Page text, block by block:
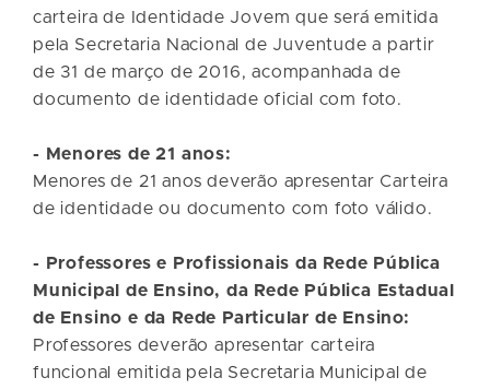
carteira de Identidade Jovem que será emitida
pela Secretaria Nacional de Juventude a partir
de 31 de março de 2016, acompanhada de
documento de identidade oficial com foto.
- Menores de 21 anos:
Menores de 21 anos deverão apresentar Carteira
de identidade ou documento com foto válido.
- Professores e Profissionais da Rede Pública
Municipal de Ensino, da Rede Pública Estadual
de Ensino e da Rede Particular de Ensino:
Professores deverão apresentar carteira
funcional emitida pela Secretaria Municipal de